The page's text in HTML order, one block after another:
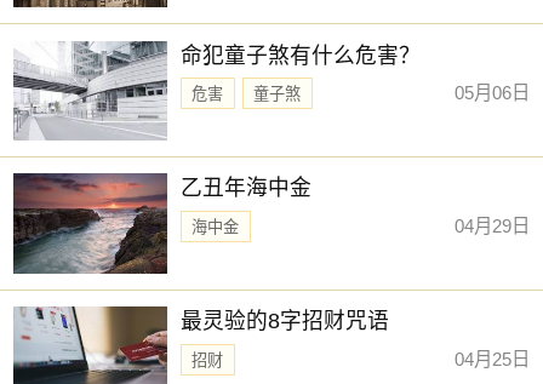
命犯童子煞有什么危害？
危害 童子煞 05月06日
乙丑年海中金
海中金 04月29日
最灵验的8字招财咒语
招财 04月25日